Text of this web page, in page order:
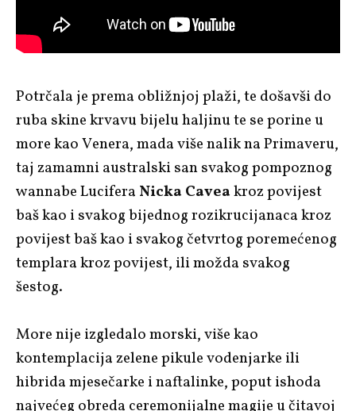
Potrčala je prema obližnjoj plaži, te došavši do
ruba skine krvavu bijelu haljinu te se porine u
more kao Venera, mada više nalik na Primaveru,
taj zamamni australski san svakog pompoznog
wannabe Lucifera Nicka Caveakroz povijest
baš kao i svakog bijednog rozikrucijanaca kroz
povijest baš kao i svakog četvrtog poremećenog
templara kroz povijest, ili možda svakog
šestog.
More nije izgledalo morski, više kao
kontemplacija zelene pikule vodenjarke ili
hibrida mjesečarke i naftalinke, poput ishoda
najvećeg obreda ceremonijalne magije u čitavoj